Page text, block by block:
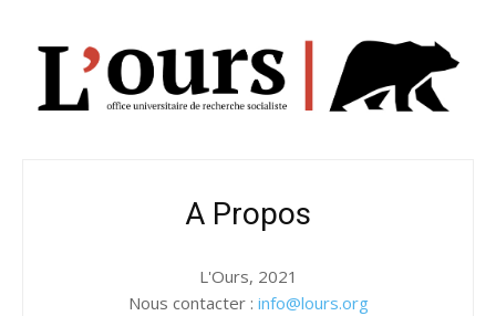
A Propos
L'Ours, 2021
Nous contacter : info@lours.org